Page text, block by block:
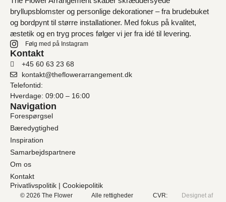
bryllupsblomster og personlige dekorationer – fra brudebuket
og bordpynt til større installationer. Med fokus på kvalitet,
æstetik og en tryg proces følger vi jer fra idé til levering.
Følg med på Instagram
Kontakt
+45 60 63 23 68
kontakt@theflowerarrangement.dk
Telefontid:
Hverdage: 09:00 – 16:00
Navigation
Forespørgsel
Bæredygtighed
Inspiration
Samarbejdspartnere
Om os
Kontakt
Privatlivspolitik | Cookiepolitik
© 2026 The Flower
Alle rettigheder
CVR:
Designet af